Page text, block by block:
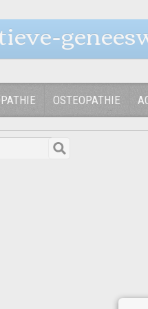
OSTEOPATHIE